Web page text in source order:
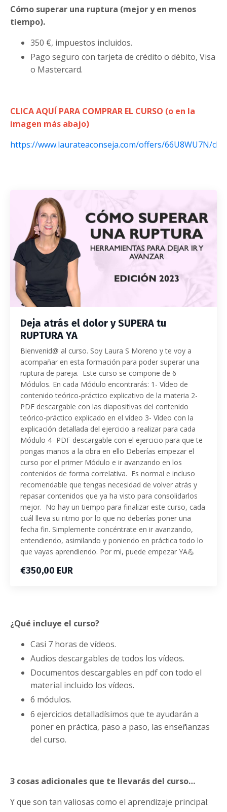
Cómo superar una ruptura (mejor y en menos
tiempo).
350 €, impuestos incluidos.
Pago seguro con tarjeta de crédito o débito, Visa
o Mastercard.
CLICA AQUÍ PARA COMPRAR EL CURSO (o en la
imagen más abajo)
https://www.laurateaconseja.com/offers/66U8WU7N/
Deja atrás el dolor y SUPERA tu
RUPTURA YA
Bienvenid@ al curso. Soy Laura S Moreno y te voy a
acompañar en esta formación para poder superar una
ruptura de pareja. Este curso se compone de 6
Módulos. En cada Módulo encontrarás: 1- Vídeo de
contenido teórico-práctico explicativo de la materia 2-
PDF descargable con las diapositivas del contenido
teórico-práctico explicado en el vídeo 3- Vídeo con la
explicación detallada del ejercicio a realizar para cada
Módulo 4- PDF descargable con el ejercicio para que te
pongas manos a la obra en ello Deberías empezar el
curso por el primer Módulo e ir avanzando en los
contenidos de forma correlativa. Es normal e incluso
recomendable que tengas necesidad de volver atrás y
repasar contenidos que ya ha visto para consolidarlos
mejor. No hay un tiempo para finalizar este curso, cada
cuál lleva su ritmo por lo que no deberías poner una
fecha fin. Simplemente concéntrate en ir avanzando,
entendiendo, asimilando y poniendo en práctica todo lo
que vayas aprendiendo. Por mi, puede empezar YA💪
€350,00 EUR
¿Qué incluye el curso?
Casi 7 horas de vídeos.
Audios descargables de todos los vídeos.
Documentos descargables en pdf con todo el
material incluido los vídeos.
6 módulos.
6 ejercicios detalladísimos que te ayudarán a
poner en práctica, paso a paso, las enseñanzas
del curso.
3 cosas adicionales que te llevarás del curso…
Y que son tan valiosas como el aprendizaje principal: